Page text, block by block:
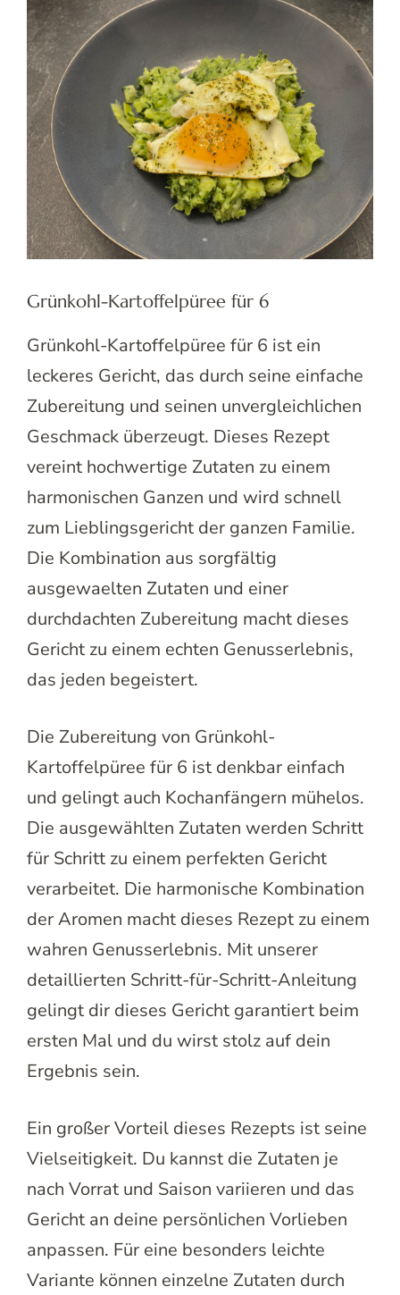
Grünkohl-Kartoffelpüree für 6
Grünkohl-Kartoffelpüree für 6 ist ein
leckeres Gericht, das durch seine einfache
Zubereitung und seinen unvergleichlichen
Geschmack überzeugt. Dieses Rezept
vereint hochwertige Zutaten zu einem
harmonischen Ganzen und wird schnell
zum Lieblingsgericht der ganzen Familie.
Die Kombination aus sorgfältig
ausgewaelten Zutaten und einer
durchdachten Zubereitung macht dieses
Gericht zu einem echten Genusserlebnis,
das jeden begeistert.
Die Zubereitung von Grünkohl-
Kartoffelpüree für 6 ist denkbar einfach
und gelingt auch Kochanfängern mühelos.
Die ausgewählten Zutaten werden Schritt
für Schritt zu einem perfekten Gericht
verarbeitet. Die harmonische Kombination
der Aromen macht dieses Rezept zu einem
wahren Genusserlebnis. Mit unserer
detaillierten Schritt-für-Schritt-Anleitung
gelingt dir dieses Gericht garantiert beim
ersten Mal und du wirst stolz auf dein
Ergebnis sein.
Ein großer Vorteil dieses Rezepts ist seine
Vielseitigkeit. Du kannst die Zutaten je
nach Vorrat und Saison variieren und das
Gericht an deine persönlichen Vorlieben
anpassen. Für eine besonders leichte
Variante können einzelne Zutaten durch